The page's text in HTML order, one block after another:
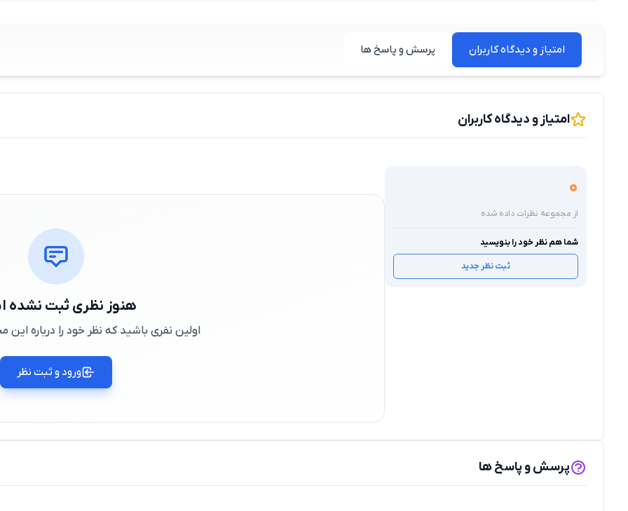
امتیاز و دیدگاه کاربران پرسش و پاسخ ها
امتیاز و دیدگاه کاربران
0
از مجموعه نظرات داده شده
شما هم نظر خود را بنویسید
ثبت نظر جدید
هنوز نظری ثبت نشده
اولین نفری باشید که نظر خود را درباره
ورود و ثبت نظر
پرسش و پاسخ ها